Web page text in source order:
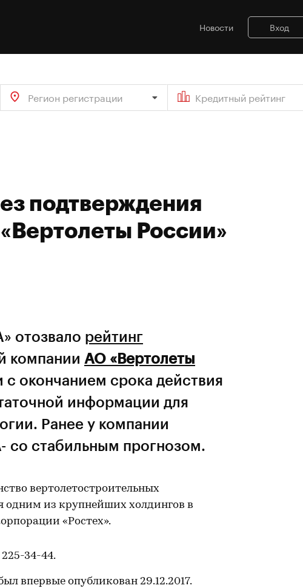
Новости Вход
Регион регистрации Кредитный рейтинг
подтверждения
России»
отозвало рейтинг
компании АО «Вертолеты
с окончанием срока действия
информации для
Ранее у компании
со стабильным прогнозом.
вертолетостроительных
одним из крупнейших холдингов в
«Ростех».
225-34-44.
впервые опубликован 29.12.2017.